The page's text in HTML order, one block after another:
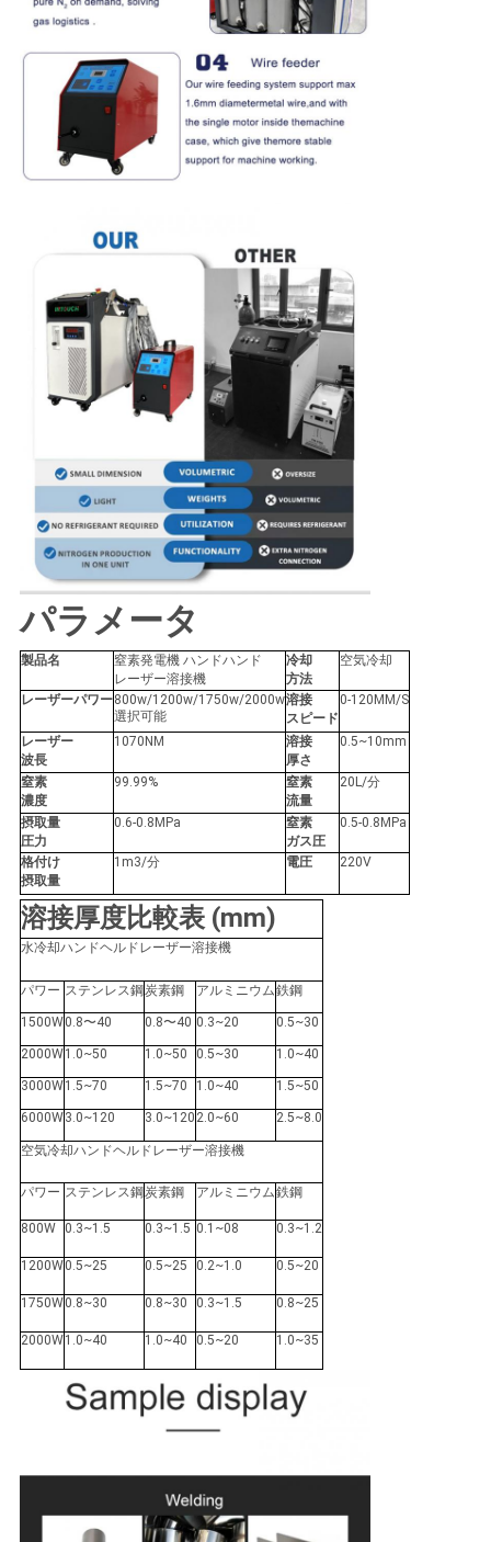
パラメータ
製品名
窒素発電機 ハンドハンド
レーザー溶接機
冷却
方法
空気冷却
レーザーパワー800w/1200w/1750w/2000w
選択可能
溶接
スピード
0-120MM/S
レーザー
波長
1070NM
溶接
厚さ
0.5~10mm
窒素
濃度
99.99%
窒素
流量
20L/分
摂取量
圧力
0.6-0.8MPa
窒素
ガス圧
0.5-0.8MPa
格付け
摂取量
1m3/分 電圧 220V
溶接厚度比較表 (mm)
水冷却ハンドヘルドレーザー溶接機
パワー ステンレス鋼炭素鋼 アルミニウム鉄鋼
1500W0.8〜40 0.8〜40 0.3~20 0.5~30
2000W1.0~50 1.0~50 0.5~30 1.0~40
3000W1.5~70 1.5~70 1.0~40 1.5~50
6000W3.0~120 3.0~120 2.0~60 2.5~8.0
空気冷却ハンドヘルドレーザー溶接機
パワー ステンレス鋼炭素鋼 アルミニウム鉄鋼
800W 0.3~1.5 0.3~1.5 0.1~08 0.3~1.2
1200W0.5~25 0.5~25 0.2~1.0 0.5~20
1750W0.8~30 0.8~30 0.3~1.5 0.8~25
2000W1.0~40 1.0~40 0.5~20 1.0~35